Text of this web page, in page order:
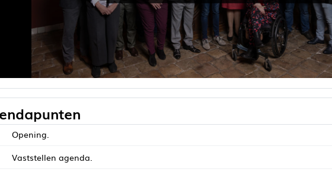
Opening.
Vaststellen agenda.